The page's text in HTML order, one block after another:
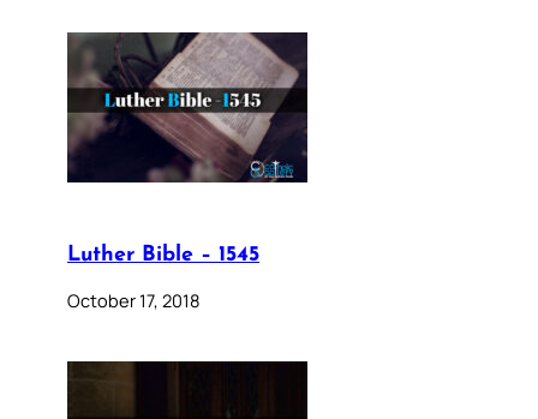
Luther Bible – 1545
October 17, 2018